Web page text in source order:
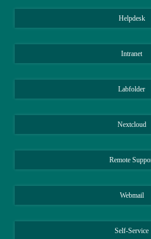
Helpdesk
Intranet
Labfolder
Nextcloud
Remote
Webmail
Self-Service